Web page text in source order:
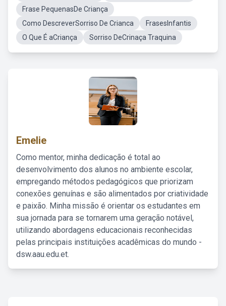
Frase PequenasDe Criança
Como DescreverSorriso De Crianca
FrasesInfantis
O Que É aCriança
Sorriso DeCrinaça Traquina
Emelie
Como mentor, minha dedicação é total ao
desenvolvimento dos alunos no ambiente escolar,
empregando métodos pedagógicos que priorizam
conexões genuínas e são alimentados por criatividade
e paixão. Minha missão é orientar os estudantes em
sua jornada para se tornarem uma geração notável,
utilizando abordagens educacionais reconhecidas
pelas principais instituições acadêmicas do mundo -
dsw.aau.edu.et.